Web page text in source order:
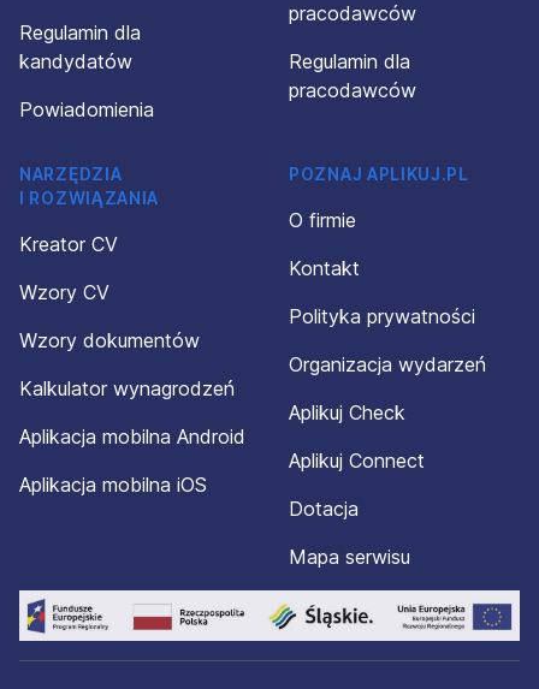
Regulamin dla
kandydatów
Powiadomienia
pracodawców
Regulamin dla
pracodawców
NARZĘDZIA
I ROZWIĄZANIA
Kreator CV
Wzory CV
Wzory dokumentów
Kalkulator wynagrodzeń
Aplikacja mobilna Android
Aplikacja mobilna iOS
POZNAJ APLIKUJ.PL
O firmie
Kontakt
Polityka prywatności
Organizacja wydarzeń
Aplikuj Check
Aplikuj Connect
Dotacja
Mapa serwisu